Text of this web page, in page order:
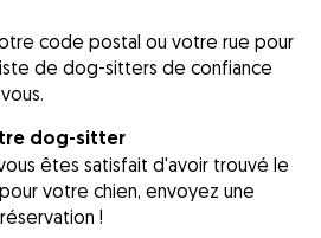
code postal ou votre rue pour
de dog-sitters de confiance
dog-sitter
êtes satisfait d'avoir trouvé le
votre chien, envoyez une
!